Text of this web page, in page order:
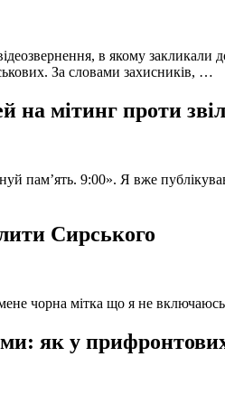
в якому закликали
За словами захисників, …
на мітинг проти
пам’ять. 9:00». Я вже
Сирського
чорна мітка що я не
як у